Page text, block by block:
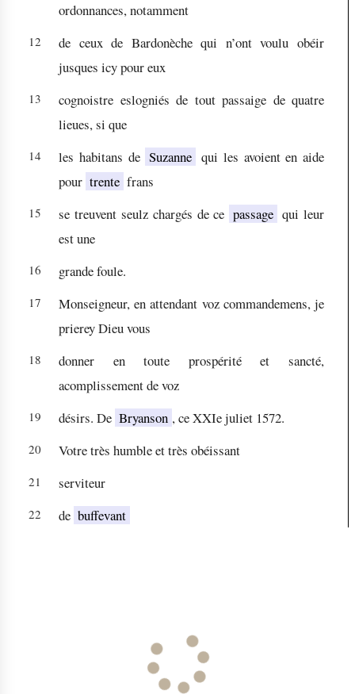
ordonnances, notamment
12
de ceux de Bardonèche qui n’ont voulu obéir
jusques icy pour eux
13
cognoistre eslogniés de tout passaige de quatre
lieues, si que
14 les habitans de Suzanne qui les avoient en aide
pour trente frans
15 se treuvent seulz chargés de ce passage qui leur
est une
16 grande foule.
17
Monseigneur, en attendant voz commandemens, je
prierey Dieu vous
18
donner en toute prospérité et sancté,
acomplissement de voz
19 désirs. De Bryanson , ce XXIe juliet 1572.
20 Votre très humble et très obéissant
21 serviteur
22 de buffevant